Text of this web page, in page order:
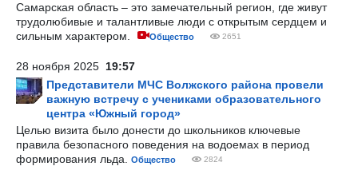
Самарская область – это замечательный регион, где живут
трудолюбивые и талантливые люди с открытым сердцем и
сильным характером.
Общество 2651
28 ноября 2025 19:57
Представители МЧС Волжского района провели
важную встречу с учениками образовательного
центра «Южный город»
Целью визита было донести до школьников ключевые
правила безопасного поведения на водоемах в период
формирования льда.
Общество 2824